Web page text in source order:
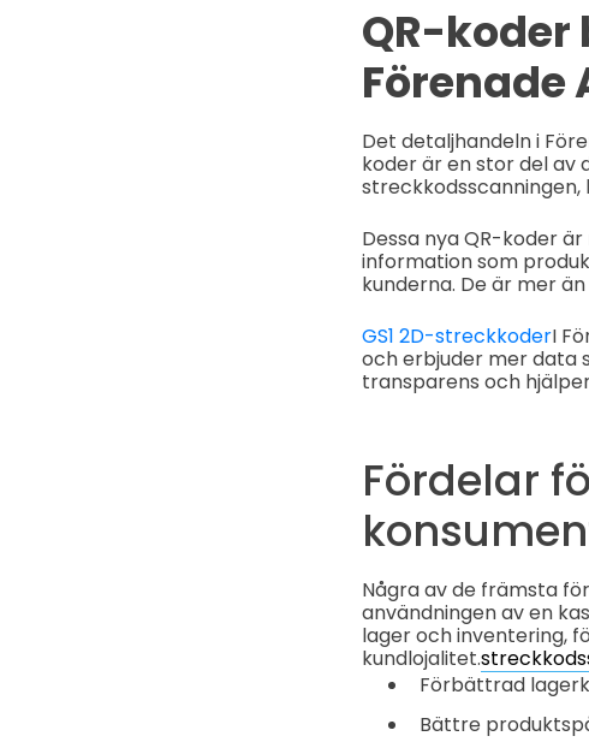
QR-
Förenade
Det detaljhandeln i
koder är en stor del av
streckkodsscanningen,
Dessa nya QR-koder
information som
kunderna. De är mer
GS1 2D-streckkoderI
och erbjuder mer data
transparens och
Fördelar
Några av de främsta
användningen av en
lager och inventering,
kundlojalitet.
Förbättrad
Bättre